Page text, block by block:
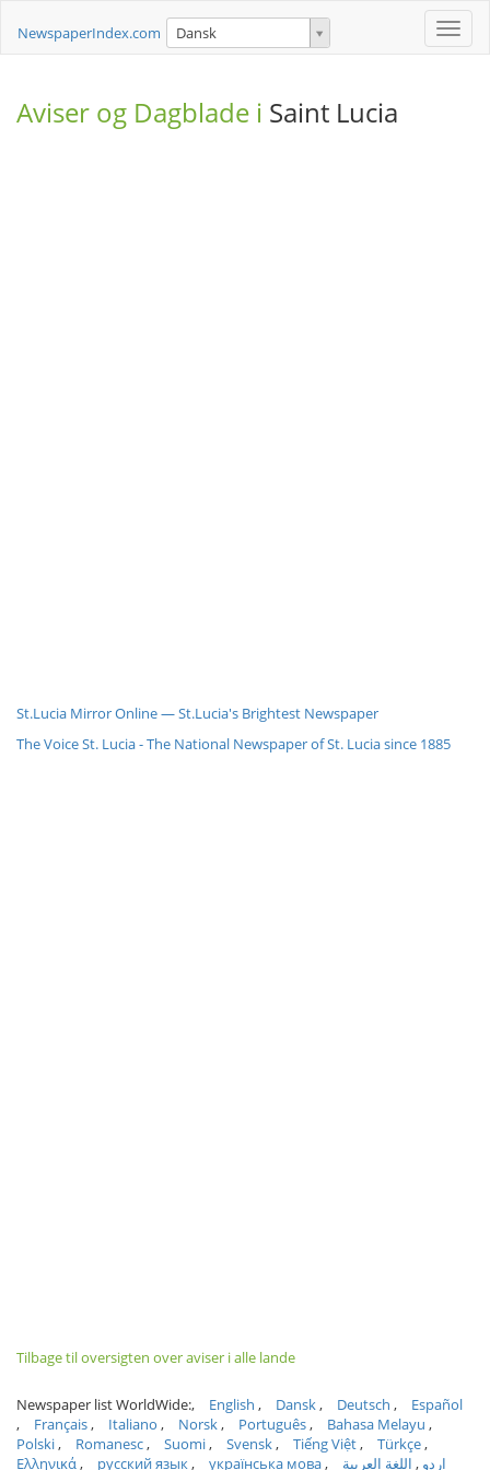
Toggle
NewspaperIndex.com Dansk
Aviser og Dagblade i Saint Lucia
St.Lucia Mirror Online — St.Lucia's Brightest Newspaper
The Voice St. Lucia - The National Newspaper of St. Lucia since 1885
Tilbage til oversigten over aviser i alle lande
Newspaper list WorldWide: English Dansk Deutsch
Español
Français
Italiano Norsk Português
Bahasa Melayu
Polski
Romanesc Suomi Svensk Tiếng Việt
Türkçe
Ελληνικά
русский язык українська мова اردو اللغة العربية